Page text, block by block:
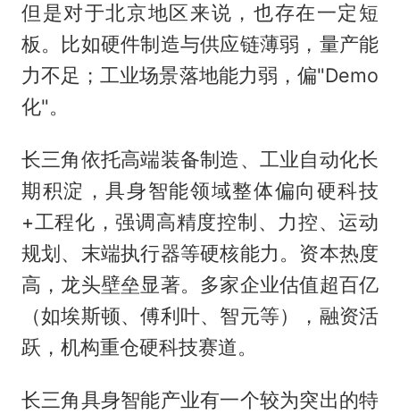
但是对于北京地区来说，也存在一定短
板。比如硬件制造与供应链薄弱，量产能
力不足；工业场景落地能力弱，偏"Demo
化"。
长三角依托高端装备制造、工业自动化长
期积淀，具身智能领域整体偏向硬科技
+工程化，强调高精度控制、力控、运动
规划、末端执行器等硬核能力。资本热度
高，龙头壁垒显著。多家企业估值超百亿
（如埃斯顿、傅利叶、智元等），融资活
跃，机构重仓硬科技赛道。
长三角具身智能产业有一个较为突出的特